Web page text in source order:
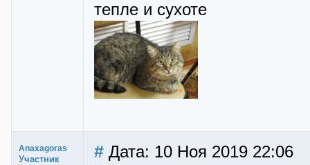
тепле и сухоте
Anaxagoras
Участник
# Дата: 10 Ноя 2019 22:06